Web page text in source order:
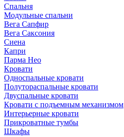
Спальня
Модульные спальни
Вега Сапфир
Вега Саксония
Сиена
Капри
Парма Нео
Кровати
Односпальные кровати
Полутораспальные кровати
Двуспальные кровати
Кровати с подъемным механизмом
Интерьерные кровати
Прикроватные тумбы
Шкафы